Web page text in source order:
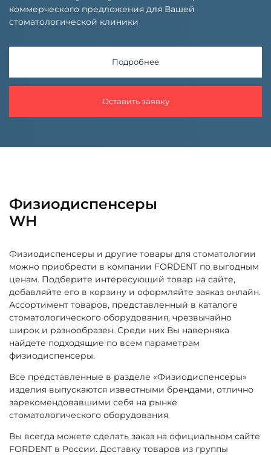
коммерческого предложения для Вашей
стоматологической клиники
Подробнее
Оставить заявку
Физиодиспенсеры
WH
Физиодиспенсеры и другие товары для стоматологии
можно приобрести в компании FORDENT по выгодным
ценам. Подберите интересующий товар на сайте,
добавляйте его в корзину и оформляйте заяказ онлайн.
Ассортимент товаров, представленный в каталоге
стоматологического оборудования, чрезвычайно
широк и разнообразен. Среди них Вы наверняка
найдете подходящие по всем параметрам
физиодиспенсеры.
Все представленные в разделе «Физиодиспенсеры»
изделия выпускаются известными брендами, отлично
зарекомендовавшими себя на рынке
стоматологического оборудования.
Вы всегда можете сделать заказ на официальном сайте
FORDENT в России. Доставку товаров из группы